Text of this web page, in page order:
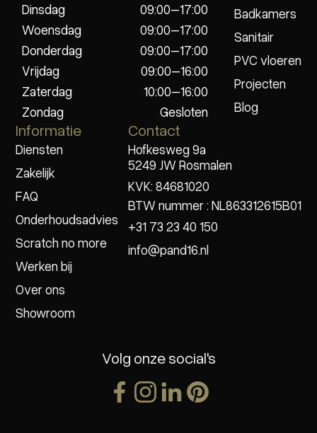
Dinsdag
09:00–17:00
Woensdag
09:00–17:00
Donderdag
09:00–17:00
Vrijdag
09:00–16:00
Zaterdag
10:00–16:00
Zondag
Gesloten
Badkamers
Sanitair
PVC vloeren
Projecten
Blog
Informatie
Diensten
Zakelijk
FAQ
Onderhoudsadvies
Scratch no more
Werken bij
Over ons
Showroom
Contact
Hofkesweg 9a
5249 JW Rosmalen
KVK: 84681020
BTW nummer : NL863312615B01
+31 73 23 40 150
info@pand16.nl
Volg onze social's